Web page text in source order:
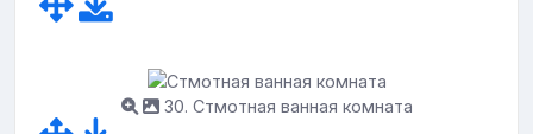
30. Стмотная ванная комната